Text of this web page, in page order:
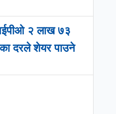
२ लाख ७३
दरले शेयर पाउने